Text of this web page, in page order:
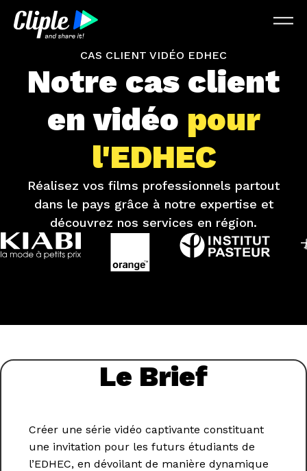
CAS CLIENT VIDÉO EDHEC
Notre cas client
en vidéo pour
l'EDHEC
Réalisez vos films professionnels partout
dans le pays grâce à notre expertise et
découvrez nos services en région.
Le Brief
Créer une série vidéo captivante constituant
une invitation pour les futurs étudiants de
l’EDHEC, en dévoilant de manière dynamique